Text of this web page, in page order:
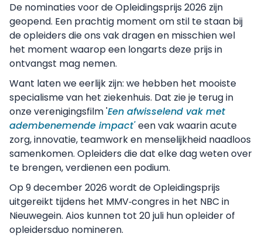
De nominaties voor de Opleidingsprijs 2026 zijn
geopend. Een prachtig moment om stil te staan bij
de opleiders die ons vak dragen en misschien wel
het moment waarop een longarts deze prijs in
ontvangst mag nemen.
Want laten we eerlijk zijn: we hebben het mooiste
specialisme van het ziekenhuis. Dat zie je terug in
onze verenigingsfilm 'Een afwisselend vak met
adembenemende impact' een vak waarin acute
zorg, innovatie, teamwork en menselijkheid naadloos
samenkomen. Opleiders die dat elke dag weten over
te brengen, verdienen een podium.
Op 9 december 2026 wordt de Opleidingsprijs
uitgereikt tijdens het MMV‑congres in het NBC in
Nieuwegein. Aios kunnen tot 20 juli hun opleider of
opleidersduo nomineren.